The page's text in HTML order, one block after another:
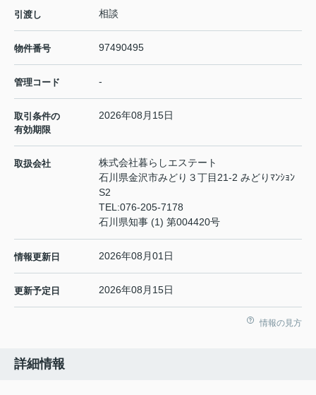
引渡し 相談
物件番号 97490495
管理コード -
取引条件の
有効期限
2026年08月15日
取扱会社
株式会社暮らしエステート
石川県金沢市みどり３丁目21-2 みどりﾏﾝｼｮﾝ
S2
TEL:076-205-7178
石川県知事 (1) 第004420号
情報更新日 2026年08月01日
更新予定日 2026年08月15日
情報の見方
詳細情報